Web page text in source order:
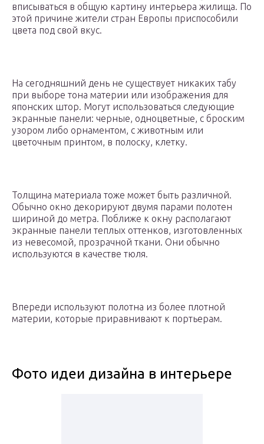
вписываться в общую картину интерьера жилища. По
этой причине жители стран Европы приспособили
цвета под свой вкус.
На сегодняшний день не существует никаких табу
при выборе тона материи или изображения для
японских штор. Могут использоваться следующие
экранные панели: черные, одноцветные, с броским
узором либо орнаментом, с животным или
цветочным принтом, в полоску, клетку.
Толщина материала тоже может быть различной.
Обычно окно декорируют двумя парами полотен
шириной до метра. Поближе к окну располагают
экранные панели теплых оттенков, изготовленных
из невесомой, прозрачной ткани. Они обычно
используются в качестве тюля.
Впереди используют полотна из более плотной
материи, которые приравнивают к портьерам.
Фото идеи дизайна в интерьере